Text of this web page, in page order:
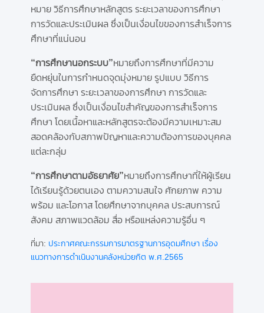
หมาย วิธีการศึกษาหลักสูตร ระยะเวลาของการศึกษา
การวัดและประเมินผล ซึ่งเป็นเงื่อนไขของการสำเร็จการ
ศึกษาที่แน่นอน
“การศึกษานอกระบบ”หมายถึงการศึกษาที่มีความ
ยืดหยุ่นในการกำหนดจุดมุ่งหมาย รูปแบบ วิธีการ
จัดการศึกษา ระยะเวลาของการศึกษา การวัดและ
ประเมินผล ซึ่งเป็นเงื่อนไขสำคัญของการสำเร็จการ
ศึกษา โดยเนื้อหาและหลักสูตรจะต้องมีความเหมาะสม
สอดคล้องกับสภาพปัญหาและความต้องการของบุคคล
แต่ละกลุ่ม
“การศึกษาตามอัธยาศัย”หมายถึงการศึกษาที่ให้ผู้เรียน
ได้เรียนรู้ด้วยตนเอง ตามความสนใจ ศักยภาพ ความ
พร้อม และโอกาส โดยศึกษาจากบุคคล ประสบการณ์
สังคม สภาพแวดล้อม สื่อ หรือแหล่งความรู้อื่น ๆ
ที่มา: ประกาศคณะกรรมการมาตรฐานการอุดมศึกษา เรื่อง
แนวทางการดำเนินงานคลังหน่วยกิต พ.ศ.2565